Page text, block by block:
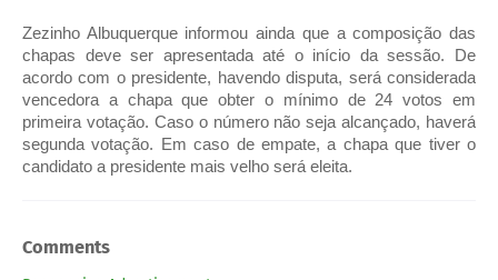
Zezinho Albuquerque informou ainda que a composição das
chapas deve ser apresentada até o início da sessão. De
acordo com o presidente, havendo disputa, será considerada
vencedora a chapa que obter o mínimo de 24 votos em
primeira votação. Caso o número não seja alcançado, haverá
segunda votação. Em caso de empate, a chapa que tiver o
candidato a presidente mais velho será eleita.
Comments